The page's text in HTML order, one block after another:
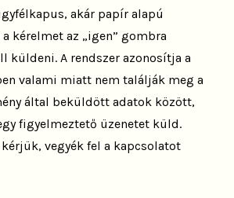
akár papír alapú
kérelmet az „igen” gombra
küldeni. A rendszer azonosítja a
valami miatt nem találják meg a
által beküldött adatok között,
figyelmeztető üzenetet küld.
kérjük, vegyék fel a kapcsolatot